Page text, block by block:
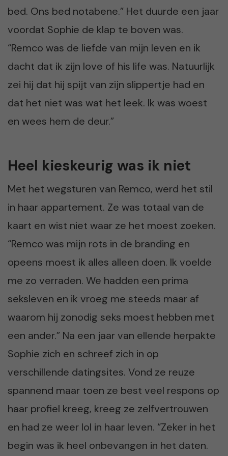
bed. Ons bed notabene.” Het duurde een jaar
voordat Sophie de klap te boven was.
“Remco was de liefde van mijn leven en ik
dacht dat ik zijn love of his life was. Natuurlijk
zei hij dat hij spijt van zijn slippertje had en
dat het niet was wat het leek. Ik was woest
en wees hem de deur.”
Heel kieskeurig was ik niet
Met het wegsturen van Remco, werd het stil
in haar appartement. Ze was totaal van de
kaart en wist niet waar ze het moest zoeken.
“Remco was mijn rots in de branding en
opeens moest ik alles alleen doen. Ik voelde
me zo verraden. We hadden een prima
seksleven en ik vroeg me steeds maar af
waarom hij zonodig seks moest hebben met
een ander.” Na een jaar van ellende herpakte
Sophie zich en schreef zich in op
verschillende datingsites. Vond ze reuze
spannend maar toen ze best veel respons op
haar profiel kreeg, kreeg ze zelfvertrouwen
en had ze weer lol in haar leven. “Zeker in het
begin was ik heel onbevangen in het daten.